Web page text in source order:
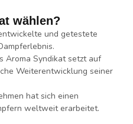
wählen?
und getestete
Aroma Syndikat setzt auf
Weiterentwicklung seiner
hat sich einen
weltweit erarbeitet.